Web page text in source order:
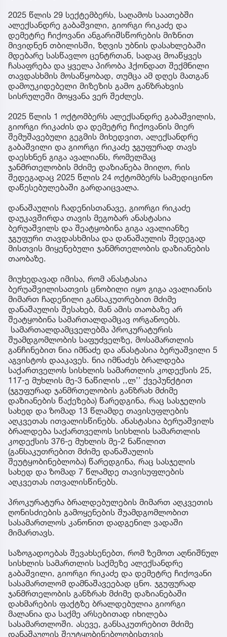
2025 წლის 29 სექტემბერს, საღამოს საათებში
ალექსანდრე გაბაშვილი, გიორგი რიკაძე და
დემეტრე ჩიქოვანი ანგარიშსწორების მიზნით
მივიდნენ თბილისში, ზღვის უბნის დასახლებაში
მდებარე სასწავლო ცენტრთან, სადაც მოაწყვეს
ჩასაფრება და ყველა პირობა ჰქონდათ შექმნილი
თავდასხმის მოსაწყობად, თუმცა ამ დღეს მათგან
დამოუკიდებელი მიზეზის გამო განზრახვის
სისრულეში მოყვანა ვერ შეძლეს.
2025 წლის 1 ოქტომბერს ალექსანდრე გაბაშვილის,
გიორგი რიკაძის და დემეტრე ჩიქოვანის მიერ
შემუშავებული გეგმის მიხედვით, ალექსანდრე
გაბაშვილი და გიორგი რიკაძე ჯგუფურად თავს
დაესხნენ გიგა ავალიანს, რომელმაც
ჯანმრთელობის მძიმე დაზიანება მიიღო, რის
შედეგადაც 2025 წლის 24 ოქტომბერს სამედიცინო
დაწესებულებაში გარდაიცვალა.
დანაშაულის ჩადენისთანავე, გიორგი რიკაძე
დაუკავშირდა თავის მეგობარ ანასტასია
ბერუაშვილს და შეატყობინა გიგა ავალიანზე
ჯგუფური თავდასხმისა და დანაშაულის შედეგად
მისთვის მიყენებული ჯანმრთელობის დაზიანების
თაობაზე.
მიუხედავად იმისა, რომ ანასტასია
ბერუაშვილისათვის ცნობილი იყო გიგა ავალიანის
მიმართ ჩადენილი განსაკუთრებით მძიმე
დანაშაულის შესახებ, მან ამის თაობაზე არ
შეატყობინა სამართალდამცავ ორგანოებს.
სამართალდამცველებმა პროკურატურის
შუამდგომლობის საფუძველზე, მოსამართლის
განჩინებით ნია იმნაძე და ანასტასია ბერუაშვილი 5
აგვისტოს დააკავეს. ნია იმნაძეს ბრალდება
საქართველოს სისხლის სამართლის კოდექსის 25,
117-ე მუხლის მე-3 ნაწილის ,,ლ’’ ქვეპუნქტით
(ჯგუფურად ჯანმრთელობის განზრახ მძიმე
დაზიანების წაქეზება) წარედგინა, რაც სასჯელის
სახედ და ზომად 13 წლამდე თავისუფლების
აღკვეთას ითვალისწინებს. ანასტასია ბერუაშვილს
ბრალდება საქართველოს სისხლის სამართლის
კოდექსის 376-ე მუხლის მე-2 ნაწილით
(განსაკუთრებით მძიმე დანაშაულის
შეუტყობინებლობა) წარედგინა, რაც სასჯელის
სახედ და ზომად 7 წლამდე თავისუფლების
აღკვეთას ითვალისწინებს.
პროკურატურა ბრალდებულების მიმართ აღკვეთის
ღონისძიების გამოყენების შუამდგომლობით
სასამართლოს კანონით დადგენილ ვადაში
მიმართავს.
საზოგადოებას შევახსენებთ, რომ ზემოთ აღნიშნულ
სისხლის სამართლის საქმეზე ალექსანდრე
გაბაშვილი, გიორგი რიკაძე და დემეტრე ჩიქოვანი
სასამართლომ დამნაშავეებად ცნო. ჯგუფურად
ჯანმრთელობის განზრახ მძიმე დაზიანებაში
დახმარების ფაქტზე ბრალდებულია გიორგი
მალანია და საქმე არსებითად იხილება
სასამართლოში. ასევე, განსაკუთრებით მძიმე
დანაშაულის შეუტყობინებლობისთვის